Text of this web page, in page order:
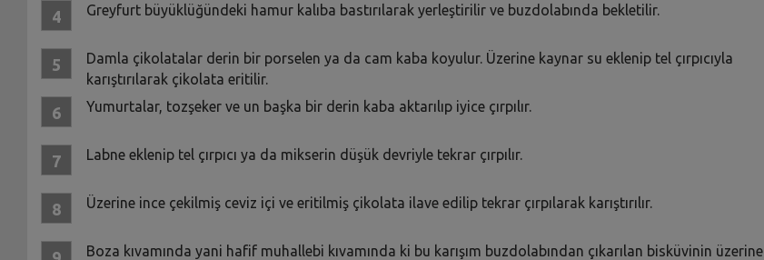
Greyfurt büyüklüğündeki hamur kalıba bastırılarak yerleştirilir ve buzdolabında bekletilir.
Damla çikolatalar derin bir porselen ya da cam kaba koyulur. Üzerine kaynar su eklenip tel çırpıcıyla
karıştırılarak çikolata eritilir.
Yumurtalar, tozşeker ve un başka bir derin kaba aktarılıp iyice çırpılır.
Labne eklenip tel çırpıcı ya da mikserin düşük devriyle tekrar çırpılır.
Üzerine ince çekilmiş ceviz içi ve eritilmiş çikolata ilave edilip tekrar çırpılarak karıştırılır.
Boza kıvamında yani hafif muhallebi kıvamında ki bu karışım buzdolabından çıkarılan bisküvinin üzerine